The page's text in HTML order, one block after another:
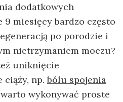
dodatkowych
9 miesięcy bardzo często
po porodzie i
nietrzymaniem moczu?
uniknięcie
ciąży, np.bólu spojenia
wykonywać proste